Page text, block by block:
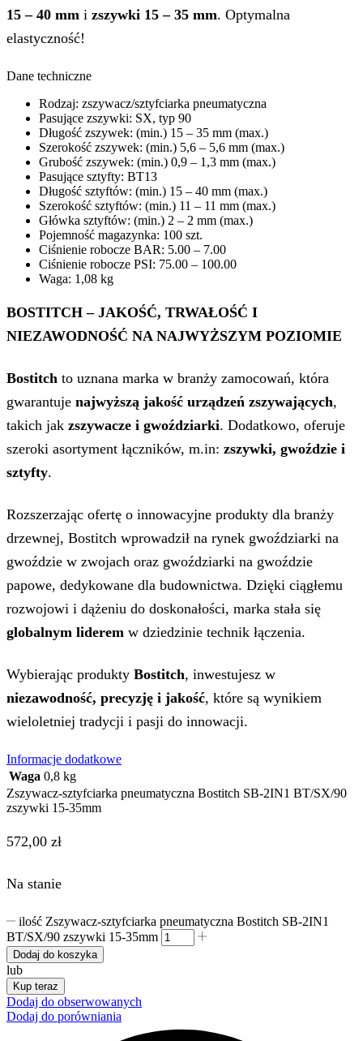
15 – 40 mm i zszywki 15 – 35 mm. Optymalna
elastyczność!
Dane techniczne
Rodzaj: zszywacz/sztyfciarka pneumatyczna
Pasujące zszywki: SX, typ 90
Długość zszywek: (min.) 15 – 35 mm (max.)
Szerokość zszywek: (min.) 5,6 – 5,6 mm (max.)
Grubość zszywek: (min.) 0,9 – 1,3 mm (max.)
Pasujące sztyfty: BT13
Długość sztyftów: (min.) 15 – 40 mm (max.)
Szerokość sztyftów: (min.) 11 – 11 mm (max.)
Główka sztyftów: (min.) 2 – 2 mm (max.)
Pojemność magazynka: 100 szt.
Ciśnienie robocze BAR: 5.00 – 7.00
Ciśnienie robocze PSI: 75.00 – 100.00
Waga: 1,08 kg
BOSTITCH – JAKOŚĆ, TRWAŁOŚĆ I
NIEZAWODNOŚĆ NA NAJWYŻSZYM POZIOMIE
Bostitch to uznana marka w branży zamocowań, która
gwarantuje najwyższą jakość urządzeń zszywających,
takich jak zszywacze i gwoździarki. Dodatkowo, oferuje
szeroki asortyment łączników, m.in: zszywki, gwoździe i
sztyfty.
Rozszerzając ofertę o innowacyjne produkty dla branży
drzewnej, Bostitch wprowadził na rynek gwoździarki na
gwoździe w zwojach oraz gwoździarki na gwoździe
papowe, dedykowane dla budownictwa. Dzięki ciągłemu
rozwojowi i dążeniu do doskonałości, marka stała się
globalnym liderem w dziedzinie technik łączenia.
Wybierając produkty Bostitch, inwestujesz w
niezawodność, precyzję i jakość, które są wynikiem
wieloletniej tradycji i pasji do innowacji.
Informacje dodatkowe
Waga 0,8 kg
Zszywacz-sztyfciarka pneumatyczna Bostitch SB-2IN1 BT/SX/90
zszywki 15-35mm
572,00 zł
Na stanie
ilość Zszywacz-sztyfciarka pneumatyczna Bostitch SB-2IN1
BT/SX/90 zszywki 15-35mm
Dodaj do koszyka
lub
Kup teraz
Dodaj do obserwowanych
Dodaj do porówniania